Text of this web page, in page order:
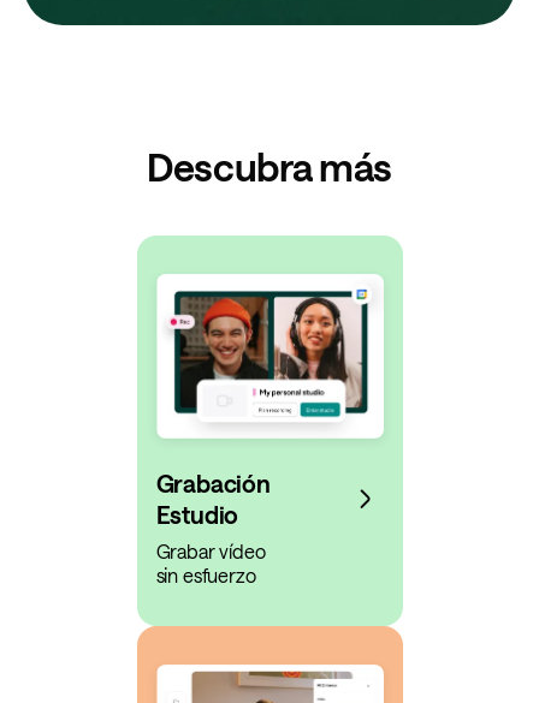
Descubra más
Grabación
Estudio
Grabar vídeo
sin esfuerzo